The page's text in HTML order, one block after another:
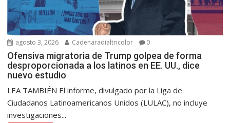
agosto 3, 2026 Cadenaradialtricolor 0
Ofensiva migratoria de Trump golpea de forma
desproporcionada a los latinos en EE. UU., dice
nuevo estudio
LEA TAMBIÉN El informe, divulgado por la Liga de
Ciudadanos Latinoamericanos Unidos (LULAC), no incluye
investigaciones...